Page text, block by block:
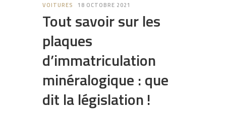
VOITURES 18 OCTOBRE 2021
Tout savoir sur les
plaques
d’immatriculation
minéralogique : que
dit la législation !